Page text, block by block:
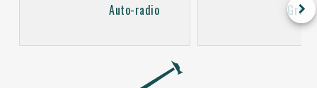
Auto-radio keyboard_arrow_right